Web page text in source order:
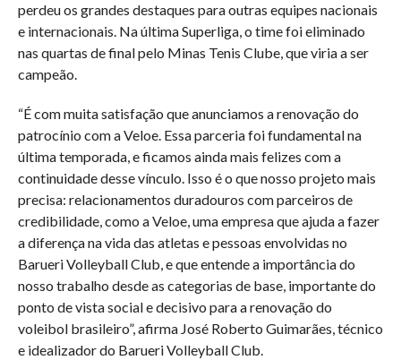
perdeu os grandes destaques para outras equipes nacionais
e internacionais. Na última Superliga, o time foi eliminado
nas quartas de final pelo Minas Tenis Clube, que viria a ser
campeão.
“É com muita satisfação que anunciamos a renovação do
patrocínio com a Veloe. Essa parceria foi fundamental na
última temporada, e ficamos ainda mais felizes com a
continuidade desse vínculo. Isso é o que nosso projeto mais
precisa: relacionamentos duradouros com parceiros de
credibilidade, como a Veloe, uma empresa que ajuda a fazer
a diferença na vida das atletas e pessoas envolvidas no
Barueri Volleyball Club, e que entende a importância do
nosso trabalho desde as categorias de base, importante do
ponto de vista social e decisivo para a renovação do
voleibol brasileiro”, afirma José Roberto Guimarães, técnico
e idealizador do Barueri Volleyball Club.